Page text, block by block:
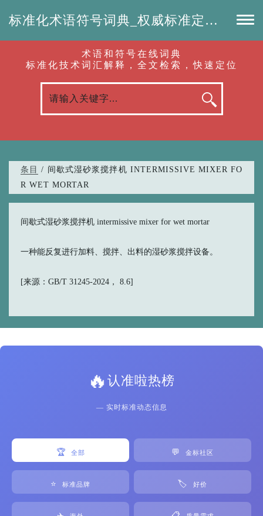
标准化术语符号词典_权威标准定义_专业词汇查询-认准啦（RenZhunLa.com）
术语和符号在线词典
标准化技术词汇解释，全文检索，快速定位
条目
/ 间歇式湿砂浆搅拌机 INTERMISSIVE MIXER FO
R WET MORTAR
间歇式湿砂浆搅拌机 intermissive mixer for wet mortar
一种能反复进行加料、搅拌、出料的湿砂浆搅拌设备。
[来源：GB/T 31245-2024， 8.6]
🔥认准啦热榜
— 实时标准动态信息
🏆 全部 💬 金标社区
⭐ 标准品牌 🏷️ 好价